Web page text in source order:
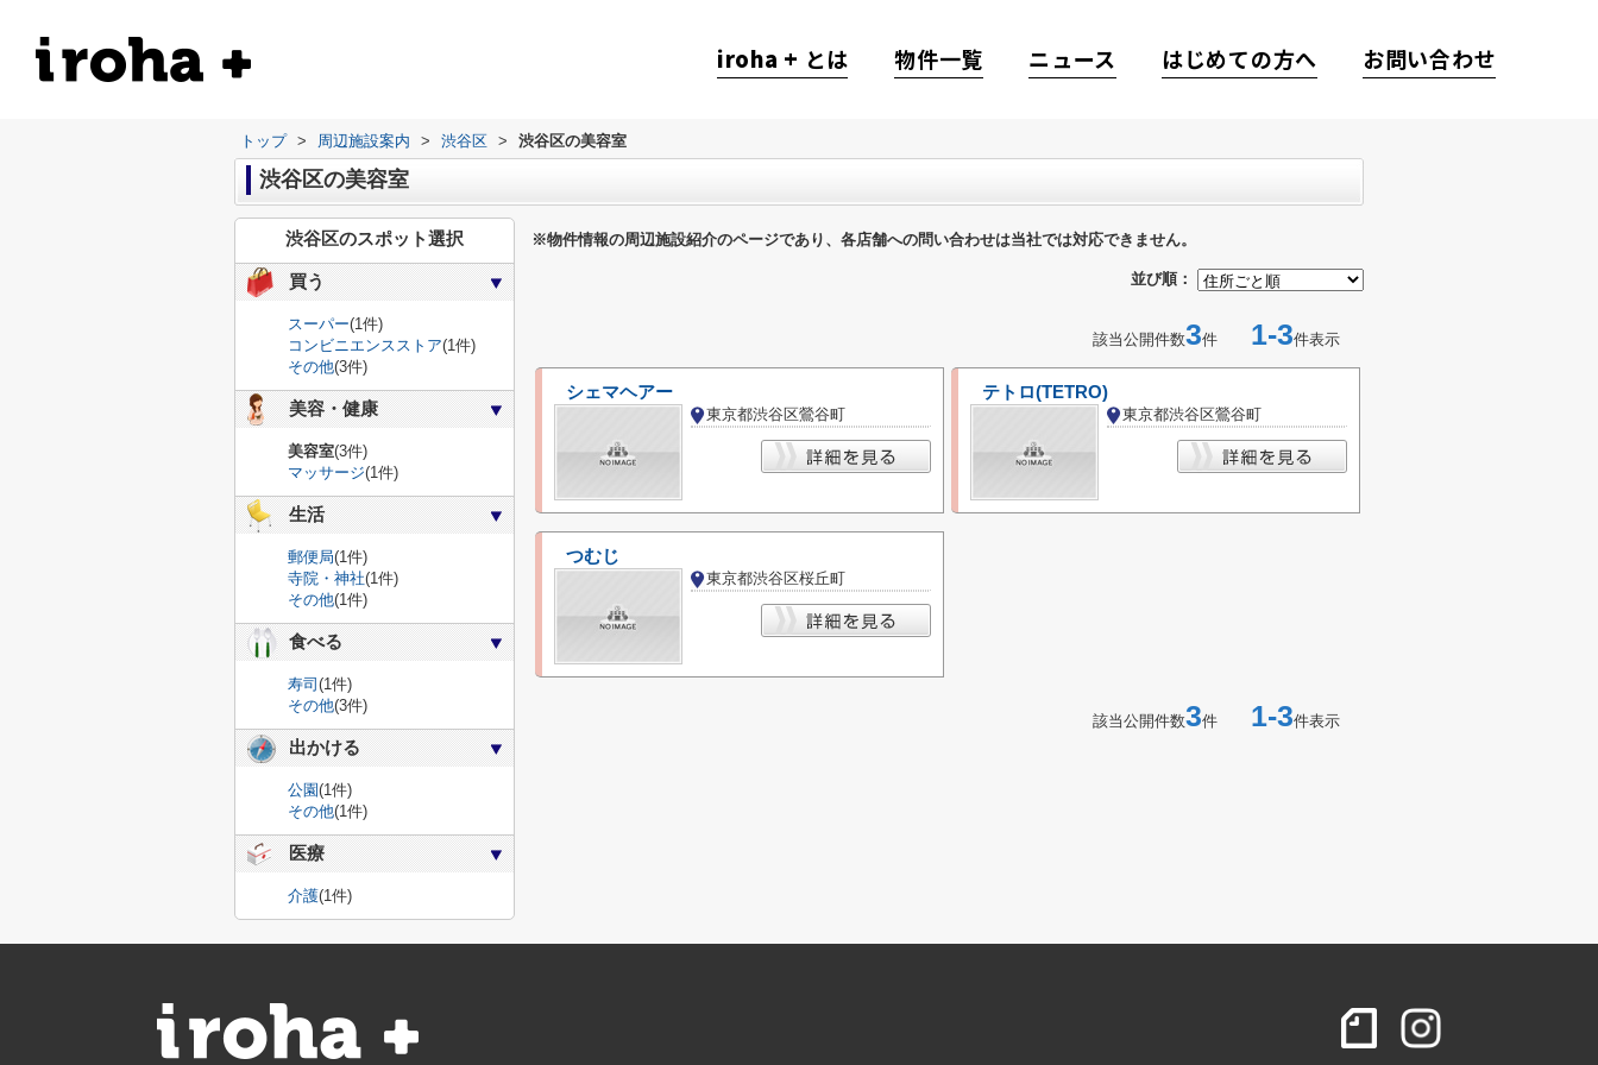
iroha + とは 物件一覧 ニュース はじめての方へ お問い合わせ
トップ > 周辺施設案内 > 渋谷区 > 渋谷区の美容室
渋谷区の美容室
※物件情報の周辺施設紹介のページであり、各店舗への問い合わせは当社では対応できません。
並び順：
該当公開件数3件 1-3件表示
シェマヘアー
東京都渋谷区鶯谷町
テトロ(TETRO)
東京都渋谷区鶯谷町
つむじ
東京都渋谷区桜丘町
該当公開件数3件 1-3件表示
渋谷区のスポット選択
買う
スーパー(1件)
コンビニエンスストア(1件)
その他(3件)
美容・健康
美容室(3件)
マッサージ(1件)
生活
郵便局(1件)
寺院・神社(1件)
その他(1件)
食べる
寿司 (1件)
その他(3件)
出かける
公園(1件)
その他(1件)
医療
介護(1件)